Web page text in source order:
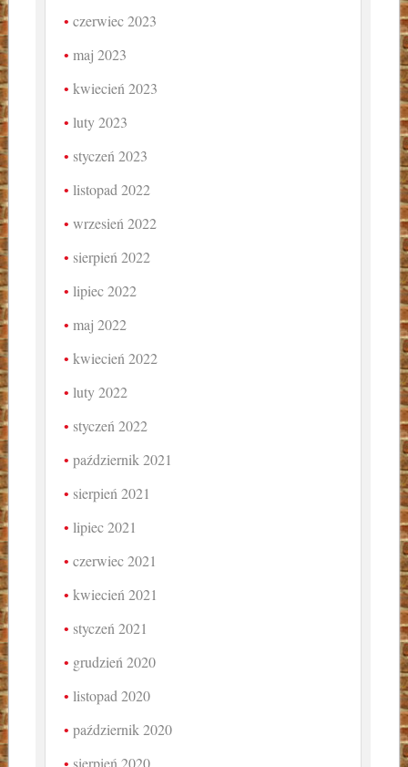
czerwiec 2023
maj 2023
kwiecień 2023
luty 2023
styczeń 2023
listopad 2022
wrzesień 2022
sierpień 2022
lipiec 2022
maj 2022
kwiecień 2022
luty 2022
styczeń 2022
październik 2021
sierpień 2021
lipiec 2021
czerwiec 2021
kwiecień 2021
styczeń 2021
grudzień 2020
listopad 2020
październik 2020
sierpień 2020